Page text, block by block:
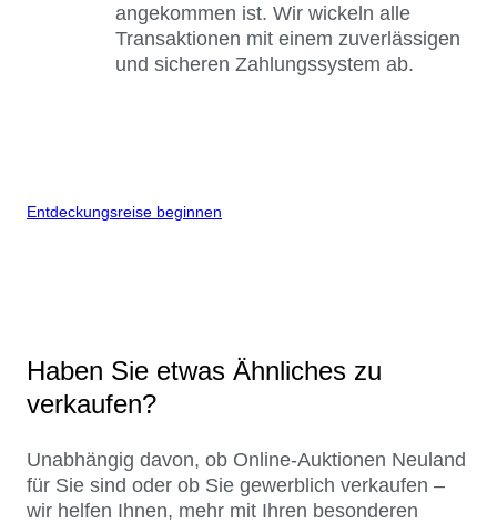
angekommen ist. Wir wickeln alle
Transaktionen mit einem zuverlässigen
und sicheren Zahlungssystem ab.
Entdeckungsreise beginnen
Haben Sie etwas Ähnliches zu
verkaufen?
Unabhängig davon, ob Online-Auktionen Neuland
für Sie sind oder ob Sie gewerblich verkaufen –
wir helfen Ihnen, mehr mit Ihren besonderen